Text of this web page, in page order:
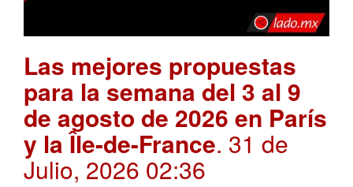
Las mejores propuestas
para la semana del 3 al 9
de agosto de 2026 en París
y la Île-de-France. 31 de
Julio, 2026 02:36